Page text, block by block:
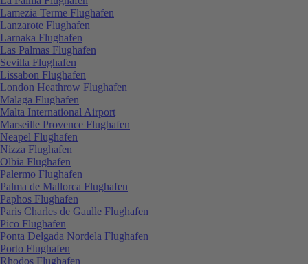
Lamezia Terme Flughafen
Lanzarote Flughafen
Larnaka Flughafen
Las Palmas Flughafen
Sevilla Flughafen
Lissabon Flughafen
London Heathrow Flughafen
Malaga Flughafen
Malta International Airport
Marseille Provence Flughafen
Neapel Flughafen
Nizza Flughafen
Olbia Flughafen
Palermo Flughafen
Palma de Mallorca Flughafen
Paphos Flughafen
Paris Charles de Gaulle Flughafen
Pico Flughafen
Ponta Delgada Nordela Flughafen
Porto Flughafen
Rhodos Flughafen